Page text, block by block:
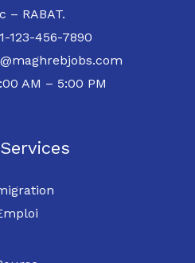
– RABAT.
123-456-7890
AM – 5:00 PM